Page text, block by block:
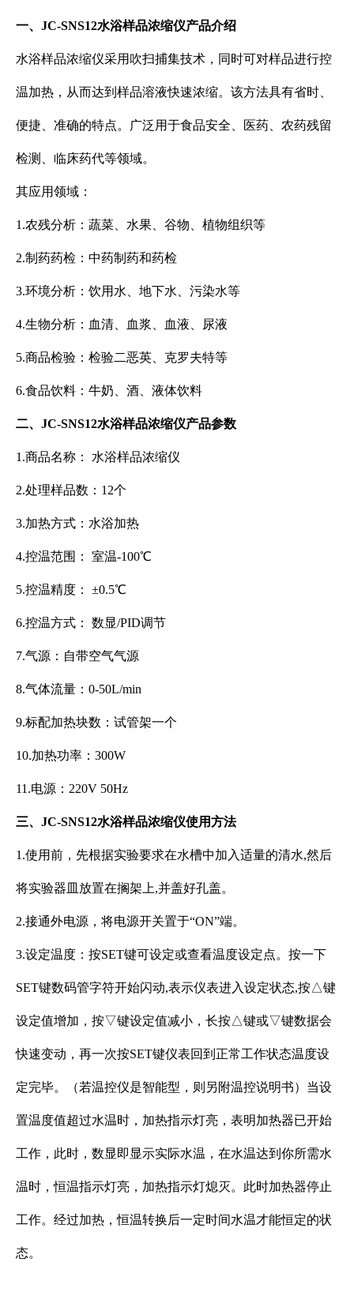
一、JC-SNS12水浴样品浓缩仪产品介绍
水浴样品浓缩仪采用吹扫捕集技术，同时可对样品进行控
温加热，从而达到样品溶液快速浓缩。该方法具有省时、
便捷、准确的特点。广泛用于食品安全、医药、农药残留
检测、临床药代等领域。
其应用领域：
1.农残分析：蔬菜、水果、谷物、植物组织等
2.制药药检：中药制药和药检
3.环境分析：饮用水、地下水、污染水等
4.生物分析：血清、血浆、血液、尿液
5.商品检验：检验二恶英、克罗夫特等
6.食品饮料：牛奶、酒、液体饮料
二、JC-SNS12水浴样品浓缩仪产品参数
1.商品名称： 水浴样品浓缩仪
2.处理样品数：12个
3.加热方式：水浴加热
4.控温范围： 室温-100℃
5.控温精度： ±0.5℃
6.控温方式： 数显/PID调节
7.气源：自带空气气源
8.气体流量：0-50L/min
9.标配加热块数：试管架一个
10.加热功率：300W
11.电源：220V 50Hz
三、JC-SNS12水浴样品浓缩仪使用方法
1.使用前，先根据实验要求在水槽中加入适量的清水,然后
将实验器皿放置在搁架上,并盖好孔盖。
2.接通外电源，将电源开关置于“ON”端。
3.设定温度：按SET键可设定或查看温度设定点。按一下
SET键数码管字符开始闪动,表示仪表进入设定状态,按△键
设定值增加，按▽键设定值减小，长按△键或▽键数据会
快速变动，再一次按SET键仪表回到正常工作状态温度设
定完毕。（若温控仪是智能型，则另附温控说明书）当设
置温度值超过水温时，加热指示灯亮，表明加热器已开始
工作，此时，数显即显示实际水温，在水温达到你所需水
温时，恒温指示灯亮，加热指示灯熄灭。此时加热器停止
工作。经过加热，恒温转换后一定时间水温才能恒定的状
态。